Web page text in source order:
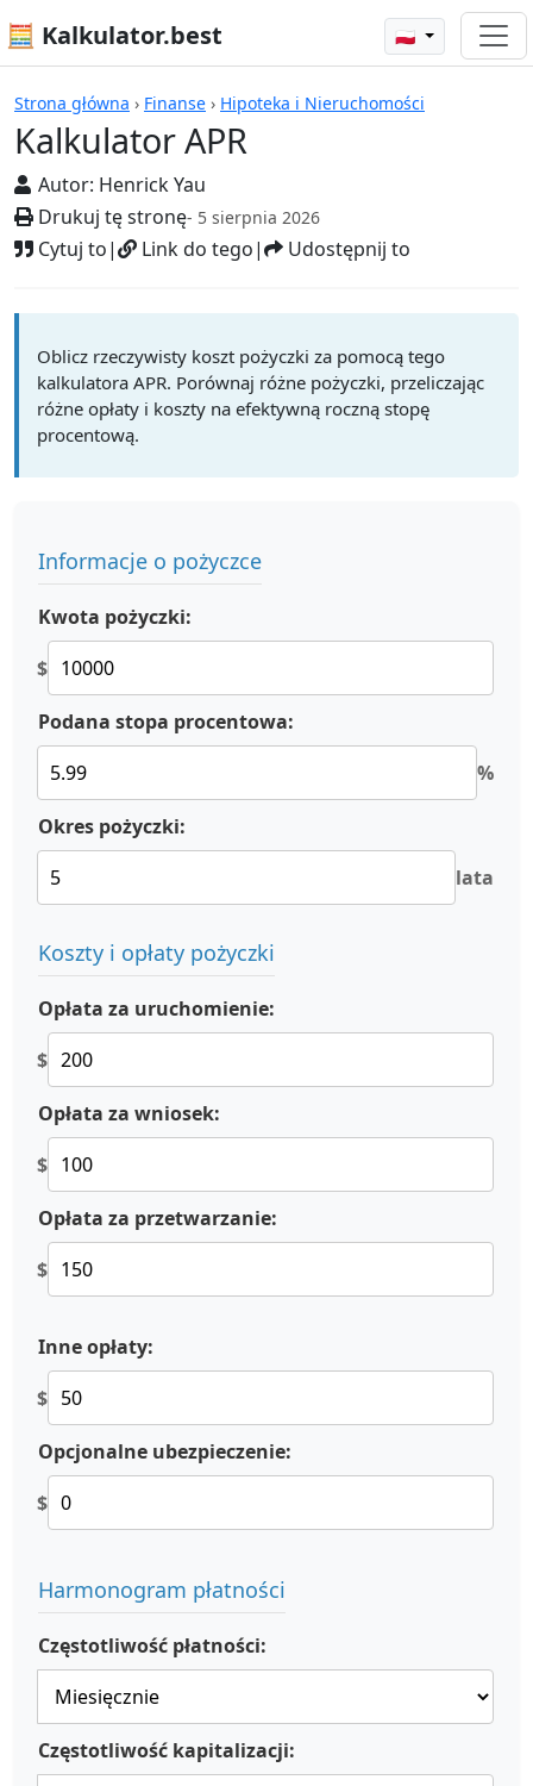
🧮 Kalkulator.best 🇵🇱
Strona główna › Finanse › Hipoteka i Nieruchomości
Kalkulator APR
Autor: Henrick Yau
Drukuj tę stronę- 5 sierpnia 2026
Cytuj to| Link do tego| Udostępnij to
Kalkulatory
Oblicz rzeczywisty koszt pożyczki za pomocą tego
kalkulatora APR. Porównaj różne pożyczki, przeliczając
różne opłaty i koszty na efektywną roczną stopę
procentową.
Informacje o pożyczce
Kwota pożyczki:
$
Podana stopa procentowa:
%
Okres pożyczki:
lata
Koszty i opłaty pożyczki
Opłata za uruchomienie:
$
Opłata za wniosek:
$
Opłata za przetwarzanie:
$
Inne opłaty:
$
Opcjonalne ubezpieczenie:
$
Harmonogram płatności
Częstotliwość płatności:
Częstotliwość kapitalizacji: